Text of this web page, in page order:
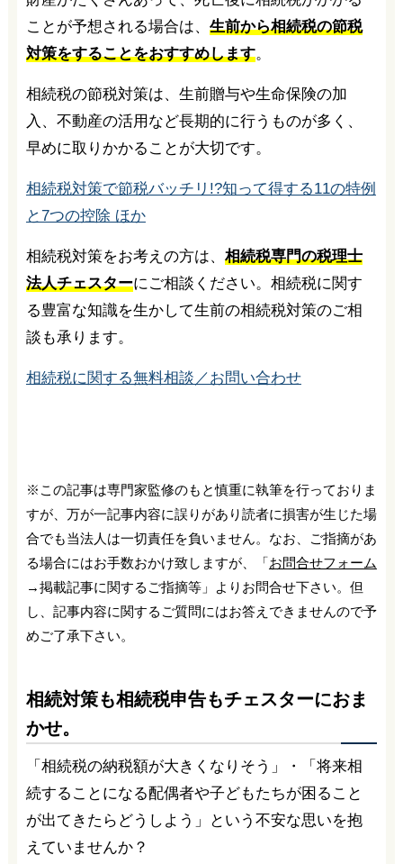
ことが予想される場合は、 生前から相続税の節税
対策をすることをおすすめします。
相続税の節税対策は、生前贈与や生命保険の加
入、不動産の活用など長期的に行うものが多く、
早めに取りかかることが大切です。
相続税対策で節税バッチリ!?知って得する11の特例
と7つの控除 ほか
相続税対策をお考えの方は、 相続税専門の税理士
法人チェスターにご相談ください。相続税に関す
る豊富な知識を生かして生前の相続税対策のご相
談も承ります。
相続税に関する無料相談／お問い合わせ
※この記事は専門家監修のもと慎重に執筆を行っておりま
すが、万が一記事内容に誤りがあり読者に損害が生じた場
合でも当法人は一切責任を負いません。なお、ご指摘があ
る場合にはお手数おかけ致しますが、「お問合せフォーム
→掲載記事に関するご指摘等」よりお問合せ下さい。但
し、記事内容に関するご質問にはお答えできませんので予
めご了承下さい。
相続対策も相続税申告もチェスターにおま
かせ。
「相続税の納税額が大きくなりそう」・「将来相
続することになる配偶者や子どもたちが困ること
が出てきたらどうしよう」という不安な思いを抱
えていませんか？